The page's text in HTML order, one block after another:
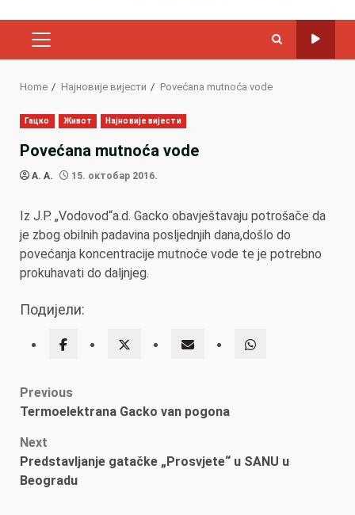
PRIMARY
Home Најновије вијести Povećana mutnoća vode
Гацко Живот Најновије вијести
Povećana mutnoća vode
A. A. 15. октобар 2016.
Iz J.P. „Vodovod“a.d. Gacko obavještavaju potrošače da
je zbog obilnih padavina posljednjih dana,došlo do
povećanja koncentracije mutnoće vode te je potrebno
prokuhavati do daljnjeg.
Подијели:
Post
Previous
Termoelektrana Gacko van pogona
Next
Predstavljanje gatačke „Prosvjete“ u SANU u
Beogradu